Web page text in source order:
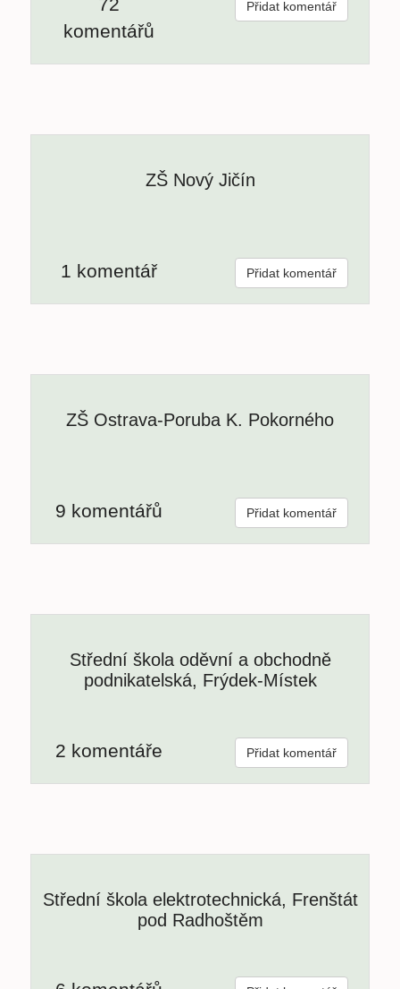
komentářů
Přidat komentář
ZŠ Nový Jičín
1 komentář Přidat komentář
ZŠ Ostrava-Poruba K. Pokorného
9 komentářů Přidat komentář
Střední škola oděvní a obchodně
podnikatelská, Frýdek-Místek
2 komentáře Přidat komentář
Střední škola elektrotechnická, Frenštát
pod Radhoštěm